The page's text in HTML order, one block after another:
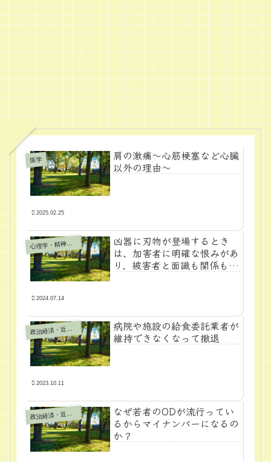
医学
肩の激痛～心筋梗塞など心臓
以外の理由～
2025.02.25
心
理学・精神医学
凶器に刃物が登場するとき
は、加害者に明確な恨みがあ
り、被害者と面識も関係もあ
2024.07.14
政
治経済・近代学問
病院や施設の給食委託業者が
維持できなくなって撤退
2023.10.11
政
治経済・近代学問
なぜ若者のODが流行ってい
るからマイナンバーになるの
か？